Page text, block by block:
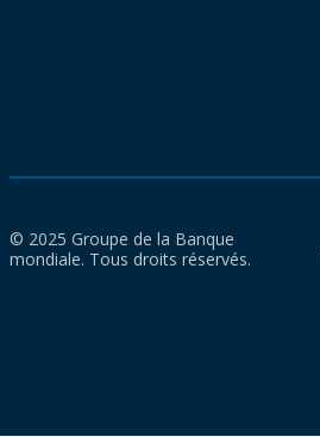
© 2025 Groupe de la Banque
mondiale. Tous droits réservés.